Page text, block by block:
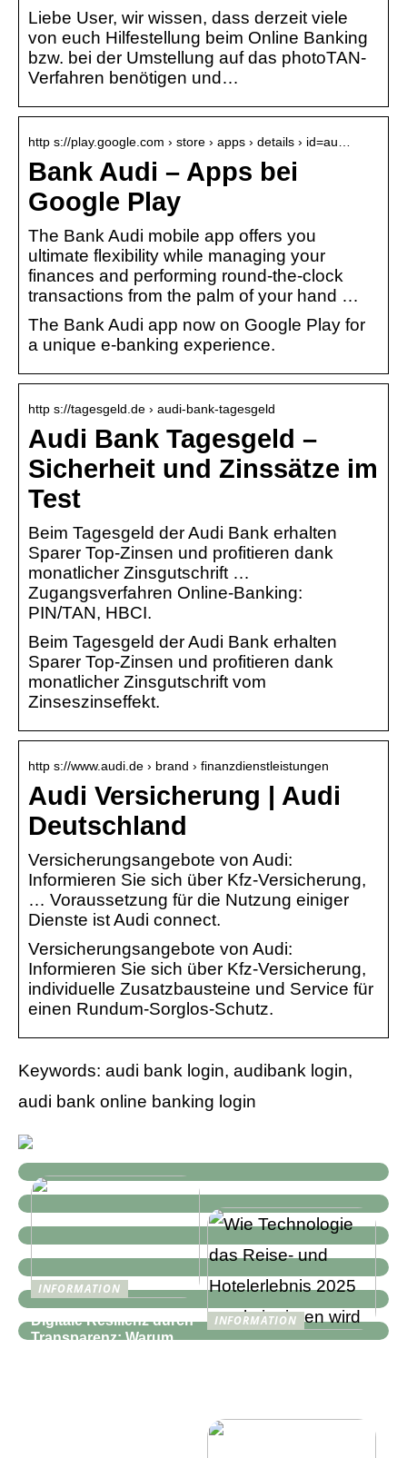
Liebe User, wir wissen, dass derzeit viele
von euch Hilfestellung beim Online Banking
bzw. bei der Umstellung auf das photoTAN-
Verfahren benötigen und…
http s://play.google.com › store › apps › details › id=au…
Bank Audi – Apps bei
Google Play
The Bank Audi mobile app offers you
ultimate flexibility while managing your
finances and performing round-the-clock
transactions from the palm of your hand …
The Bank Audi app now on Google Play for
a unique e-banking experience.
http s://tagesgeld.de › audi-bank-tagesgeld
Audi Bank Tagesgeld –
Sicherheit und Zinssätze im
Test
Beim Tagesgeld der Audi Bank erhalten
Sparer Top-Zinsen und profitieren dank
monatlicher Zinsgutschrift …
Zugangsverfahren Online-Banking:
PIN/TAN, HBCI.
Beim Tagesgeld der Audi Bank erhalten
Sparer Top-Zinsen und profitieren dank
monatlicher Zinsgutschrift vom
Zinseszinseffekt.
http s://www.audi.de › brand › finanzdienstleistungen
Audi Versicherung | Audi
Deutschland
Versicherungsangebote von Audi:
Informieren Sie sich über Kfz-Versicherung,
… Voraussetzung für die Nutzung einiger
Dienste ist Audi connect.
Versicherungsangebote von Audi:
Informieren Sie sich über Kfz-Versicherung,
individuelle Zusatzbausteine und Service für
einen Rundum-Sorglos-Schutz.
Keywords: audi bank login, audibank login,
audi bank online banking login
INFORMATION
Digitale Resilienz durch
Transparenz: Warum
INFORMATION